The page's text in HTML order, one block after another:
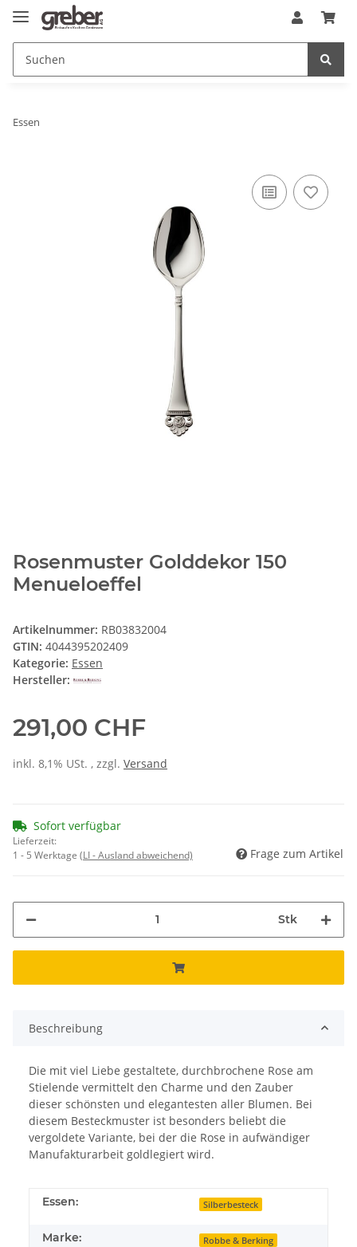
Essen
Rosenmuster Golddekor 150
Menueloeffel
Artikelnummer: RB03832004
GTIN: 4044395202409
Kategorie: Essen
Hersteller:
291,00 CHF
inkl. 8,1% USt. , zzgl. Versand
Sofort verfügbar
Lieferzeit:
1 - 5 Werktage (LI - Ausland abweichend) Frage zum Artikel
Stk
Beschreibung
Die mit viel Liebe gestaltete, durchbrochene Rose am
Stielende vermittelt den Charme und den Zauber
dieser schönsten und elegantesten aller Blumen. Bei
diesem Besteckmuster ist besonders beliebt die
vergoldete Variante, bei der die Rose in aufwändiger
Manufakturarbeit goldlegiert wird.
Essen: Silberbesteck
Marke: Robbe & Berking